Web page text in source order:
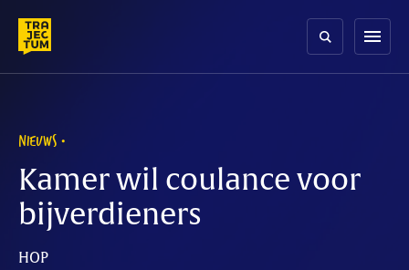
content
menu
NIEUWS
Kamer wil coulance voor
bijverdieners
HOP